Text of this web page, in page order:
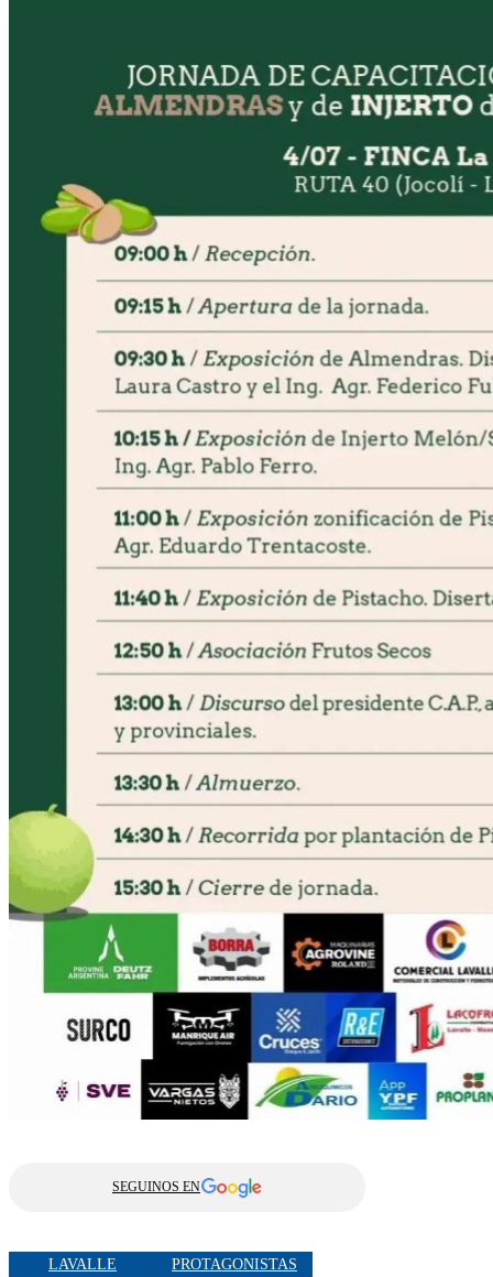
SEGUINOS EN
LAVALLE PROTAGONISTAS